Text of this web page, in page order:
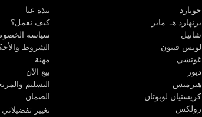
جويارد
برنهارد هـ. ماير
شانيل
لويس فيتون
غوتشي
ديور
هيرميس
كريستيان لوبوتان
رولكس
نبذة عنا
كيف نعمل؟
سياسة
الشروط
مهنة
بيع الآن
التسليم
الضمان
تغيير تفضيلاتي